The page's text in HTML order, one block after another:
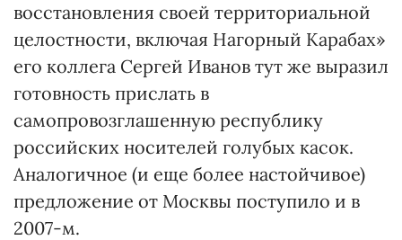
восстановления своей территориальной
целостности, включая Нагорный Кара­бах»
его коллега Сергей Иванов тут же выразил
готовность прислать в
самопровозглашенную республику
российских носителей голубых касок.
Аналогичное (и еще более настойчивое)
предложение от Москвы поступило и в
2007-м.